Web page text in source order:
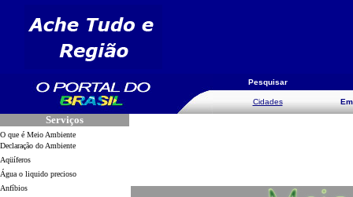
Pesquisar
Cidades
Serviços
O que é Meio Ambiente
Declaração do Ambiente
Aqüíferos
Água o liquido precioso
Anfíbios